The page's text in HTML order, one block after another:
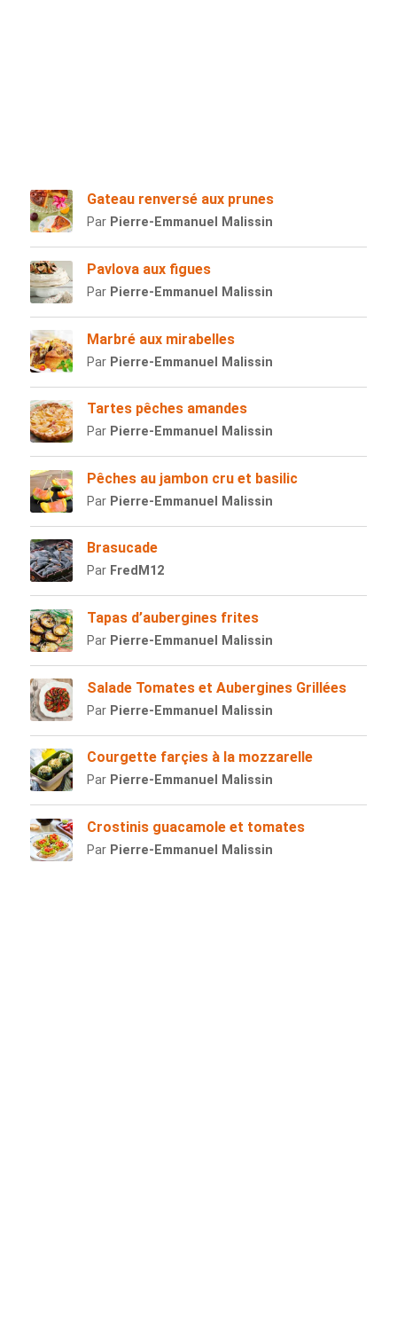
Gateau renversé aux prunes
Par Pierre-Emmanuel Malissin
Pavlova aux figues
Par Pierre-Emmanuel Malissin
Marbré aux mirabelles
Par Pierre-Emmanuel Malissin
Tartes pêches amandes
Par Pierre-Emmanuel Malissin
Pêches au jambon cru et basilic
Par Pierre-Emmanuel Malissin
Brasucade
Par FredM12
Tapas d’aubergines frites
Par Pierre-Emmanuel Malissin
Salade Tomates et Aubergines Grillées
Par Pierre-Emmanuel Malissin
Courgette farçies à la mozzarelle
Par Pierre-Emmanuel Malissin
Crostinis guacamole et tomates
Par Pierre-Emmanuel Malissin